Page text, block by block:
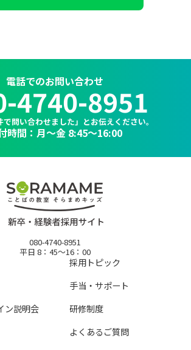
電話でのお問い合わせ
4740-8951
問い合わせました」とお伝えください。
時間：月～金 8:45〜16:00
080-4740-8951
平日 8：45～16：00
採用トピック
手当・サポート
ン説明会
研修制度
よくあるご質問